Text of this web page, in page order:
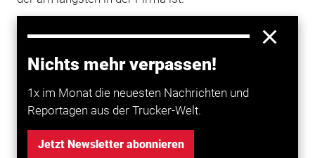
Nichts mehr verpassen!
1x im Monat die neuesten Nachrichten und
Reportagen aus der Trucker-Welt.
Jetzt Newsletter abonnieren
Folglich durfte der Fahrer bei der Diskussion, welches
Thema man umsetzt, ein Wörtchen mitreden. Zuerst
wollte er Drachen Feuer speien lassen, wogegen
Idee, "etwas mit Frankreich" zu machen. Schließlich ist
im Saarland die Nachbarschaft zur Grande Nation
vielfach spürbar, zudem kommt der Renault ja auch
aus Frankreich. Doch das Land ist groß,